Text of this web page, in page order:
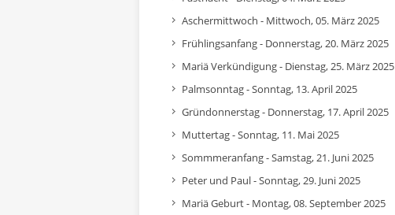
Aschermittwoch - Mittwoch, 05. März 2025
Frühlingsanfang - Donnerstag, 20. März 2025
Mariä Verkündigung - Dienstag, 25. März 2025
Palmsonntag - Sonntag, 13. April 2025
Gründonnerstag - Donnerstag, 17. April 2025
Muttertag - Sonntag, 11. Mai 2025
Sommmeranfang - Samstag, 21. Juni 2025
Peter und Paul - Sonntag, 29. Juni 2025
Mariä Geburt - Montag, 08. September 2025